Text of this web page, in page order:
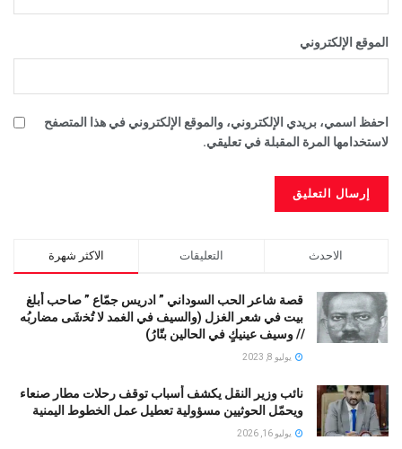
الموقع الإلكتروني
احفظ اسمي، بريدي الإلكتروني، والموقع الإلكتروني في هذا المتصفح
لاستخدامها المرة المقبلة في تعليقي.
الاكثر شهرة التعليقات الاحدث
قصة شاعر الحب السوداني ” ادريس جمّاع ” صاحب أبلغ
بيت في شعر الغزل (وﺍﻟﺴﻴﻒ ﻓﻲ الغمد ﻻ ﺗُﺨشَى مضاربُه
// ﻭﺳﻴﻒ ﻋﻴﻨﻴﻚٍ ﻓﻲ ﺍﻟﺤﺎﻟﻴﻦ ﺑﺘّﺎﺭُ)
يوليو 8, 2023
نائب وزير النقل يكشف أسباب توقف رحلات مطار صنعاء
ويحمّل الحوثيين مسؤولية تعطيل عمل الخطوط اليمنية
يوليو 16, 2026